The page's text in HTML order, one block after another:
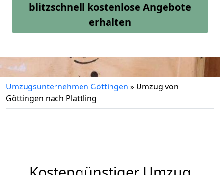
blitzschnell kostenlose Angebote
erhalten
Umzugsunternehmen Göttingen » Umzug von
Göttingen nach Plattling